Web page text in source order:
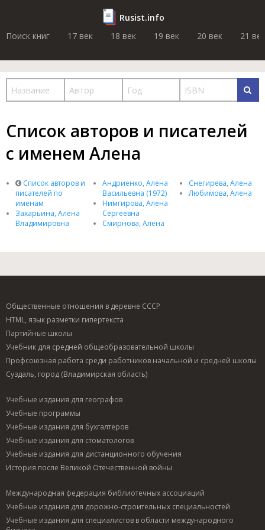
Rusist.info
Поиск книг
17 век 18 век 19 век 20 век 21 век
Список авторов и писателей
с именем Алена
Список авторов и
писателей по
именам
Захарьина, Алена
Владимировна
Андриенко, Алена
Васильевна (1972)
Нимгирова, Алена
Сергеевна
Смирнова, Алена
Снегирева, Алена
Любимова, Алена
Общественные отношения в деревне СССР
HTML, язык разметки гипертекста
Партийные школы
Учебник для средней общеобразовательной школы
Профсоюзная работа среди работников начальной и средней школы
Суздаль, город (Владимирская область)
Учебные издания для географов
Учебные программы
Учебные издания для бухгалтеров
Учебные издания для стоматологов
Учебные издания для дистанционного обучения
История после Великой Отечественной войны
Международная федерация библиотечных ассоциаций
Учебные издания для дорожно-строительных специальностей
Учебные издания для специалистов в области международного